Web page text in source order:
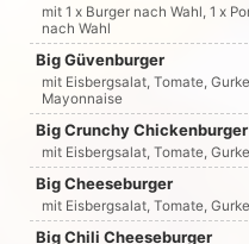
mit 1 x Burger nach Wahl, 1 x
nach Wahl
Big Güvenburger
mit Eisbergsalat, Tomate,
Mayonnaise
Big Crunchy Chickenburger
mit Eisbergsalat, Tomate,
Big Cheeseburger
mit Eisbergsalat, Tomate,
Big Chili Cheeseburger